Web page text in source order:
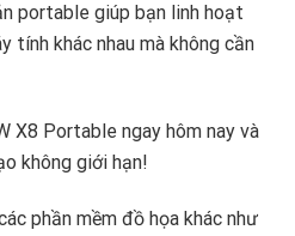
portable giúp bạn linh hoạt
tính khác nhau mà không cần
X8 Portable ngay hôm nay và
không giới hạn!
phần mềm đồ họa khác như